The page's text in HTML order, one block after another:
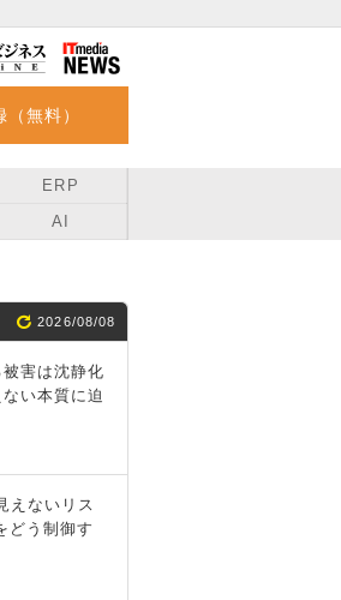
無料）
ERP
AI
2026/08/08
害は沈静化
い本質に迫
えないリス
どう制御す